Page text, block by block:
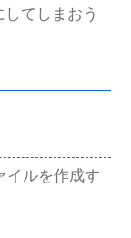
てしまおう
イルを作成す